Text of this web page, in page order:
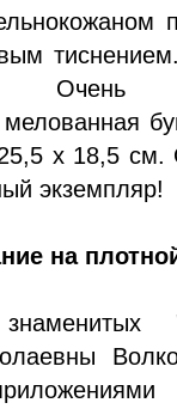
Очень
мелованная
х 18,5 см.
экземпляр!
на